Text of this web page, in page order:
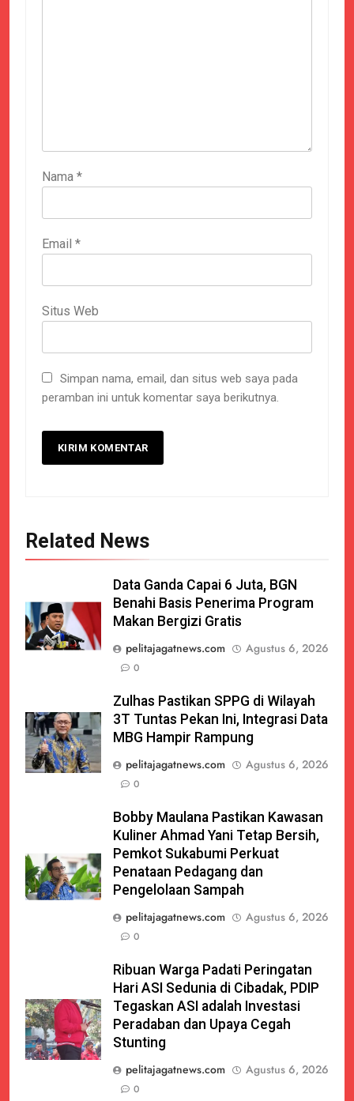
Nama *
Email *
Situs Web
Simpan nama, email, dan situs web saya pada
peramban ini untuk komentar saya berikutnya.
Related News
Data Ganda Capai 6 Juta, BGN
Benahi Basis Penerima Program
Makan Bergizi Gratis
pelitajagatnews.com
Agustus 6, 2026
0
Zulhas Pastikan SPPG di Wilayah
3T Tuntas Pekan Ini, Integrasi Data
MBG Hampir Rampung
pelitajagatnews.com
Agustus 6, 2026
0
Bobby Maulana Pastikan Kawasan
Kuliner Ahmad Yani Tetap Bersih,
Pemkot Sukabumi Perkuat
Penataan Pedagang dan
Pengelolaan Sampah
pelitajagatnews.com
Agustus 6, 2026
0
Ribuan Warga Padati Peringatan
Hari ASI Sedunia di Cibadak, PDIP
Tegaskan ASI adalah Investasi
Peradaban dan Upaya Cegah
Stunting
pelitajagatnews.com
Agustus 6, 2026
0